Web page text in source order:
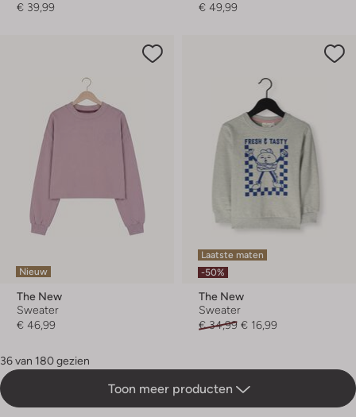
€ 39,99
€ 49,99
Nieuw
The New
Sweater
€ 46,99
Laatste maten
-50%
The New
Sweater
€ 34,99 € 16,99
36 van 180 gezien
Toon meer producten